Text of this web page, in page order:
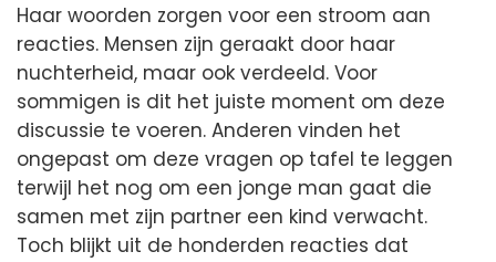
Haar woorden zorgen voor een stroom aan
reacties. Mensen zijn geraakt door haar
nuchterheid, maar ook verdeeld. Voor
sommigen is dit het juiste moment om deze
discussie te voeren. Anderen vinden het
ongepast om deze vragen op tafel te leggen
terwijl het nog om een jonge man gaat die
samen met zijn partner een kind verwacht.
Toch blijkt uit de honderden reacties dat